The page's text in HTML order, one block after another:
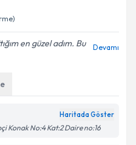
en güzel adım. Bu
Devamı
Haritada Göster
Konak No:4 Kat:2 Daire no:16